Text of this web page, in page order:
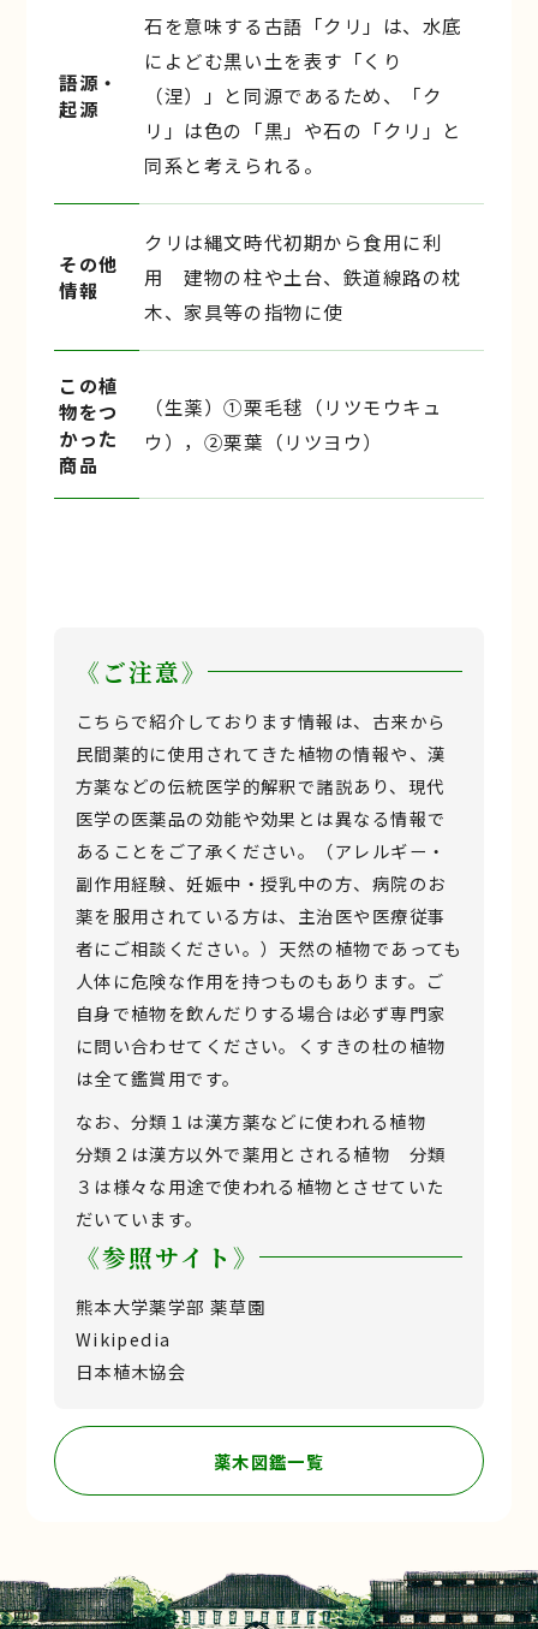
語源・
起源
石を意味する古語「クリ」は、水底
によどむ黒い土を表す「くり
（涅）」と同源であるため、「ク
リ」は色の「黒」や石の「クリ」と
同系と考えられる。
その他
情報
クリは縄文時代初期から食用に利
用 建物の柱や土台、鉄道線路の枕
木、家具等の指物に使
この植
物をつ
かった
商品
（生薬）①栗毛毬（リツモウキュ
ウ），②栗葉（リツヨウ）
《ご注意》
こちらで紹介しております情報は、古来から
民間薬的に使用されてきた植物の情報や、漢
方薬などの伝統医学的解釈で諸説あり、現代
医学の医薬品の効能や効果とは異なる情報で
あることをご了承ください。（アレルギー・
副作用経験、妊娠中・授乳中の方、病院のお
薬を服用されている方は、主治医や医療従事
者にご相談ください。）天然の植物であっても
人体に危険な作用を持つものもあります。ご
自身で植物を飲んだりする場合は必ず専門家
に問い合わせてください。くすきの杜の植物
は全て鑑賞用です。
なお、分類１は漢方薬などに使われる植物
分類２は漢方以外で薬用とされる植物 分類
３は様々な用途で使われる植物とさせていた
だいています。
《参照サイト》
熊本大学薬学部 薬草園
Wikipedia
日本植木協会
薬木図鑑一覧